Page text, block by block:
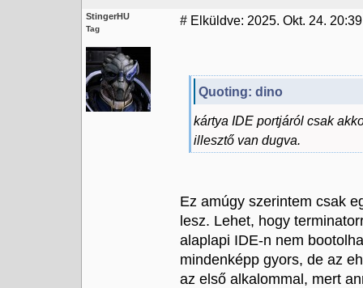
StingerHU
Tag
# Elküldve: 2025. Okt. 24. 20:39
Quoting: dino
kártya IDE portjáról csak
illesztő van dugva.
Ez amúgy szerintem csak
lesz. Lehet, hogy
alaplapi IDE-n nem
mindenképp gyors, de az
az első alkalommal, mert